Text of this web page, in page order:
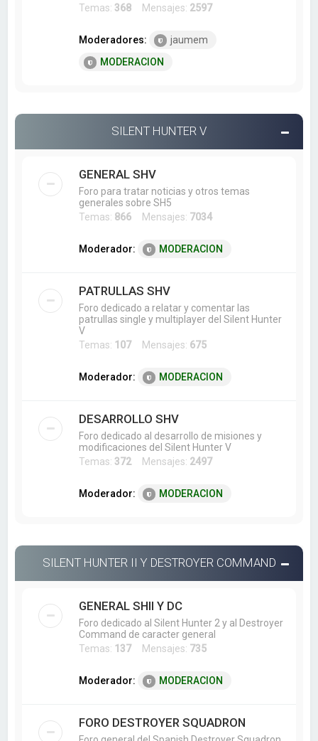
Temas: 368 Mensajes: 2597
Moderadores:
jaumem
MODERACION
SILENT HUNTER V
GENERAL SHV
Foro para tratar noticias y otros temas
generales sobre SH5
Temas: 866 Mensajes: 7034
Moderador: MODERACION
PATRULLAS SHV
Foro dedicado a relatar y comentar las
patrullas single y multiplayer del Silent Hunter
V
Temas: 107Mensajes: 675
Moderador: MODERACION
DESARROLLO SHV
Foro dedicado al desarrollo de misiones y
modificaciones del Silent Hunter V
Temas: 372Mensajes: 2497
Moderador: MODERACION
SILENT HUNTER II Y DESTROYER COMMAND
GENERAL SHII Y DC
Foro dedicado al Silent Hunter 2 y al Destroyer
Command de caracter general
Temas: 137Mensajes: 735
Moderador: MODERACION
FORO DESTROYER SQUADRON